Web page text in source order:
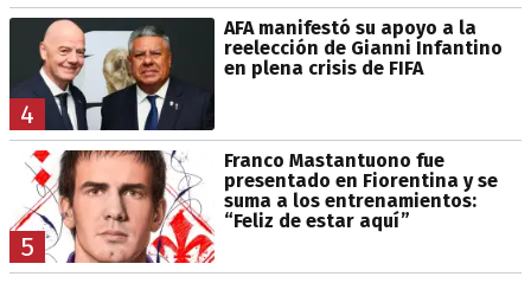
4
AFA manifestó su apoyo a la
reelección de Gianni Infantino
en plena crisis de FIFA
5
Franco Mastantuono fue
presentado en Fiorentina y se
suma a los entrenamientos:
“Feliz de estar aquí”